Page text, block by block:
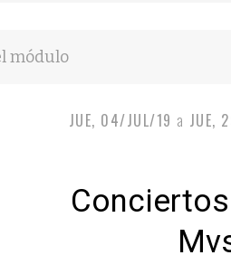
JUE, 04/JUL/19 a JUE,